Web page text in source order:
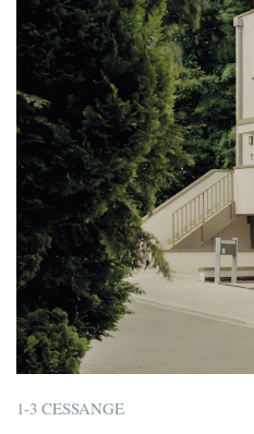
1-3 CESSANGE